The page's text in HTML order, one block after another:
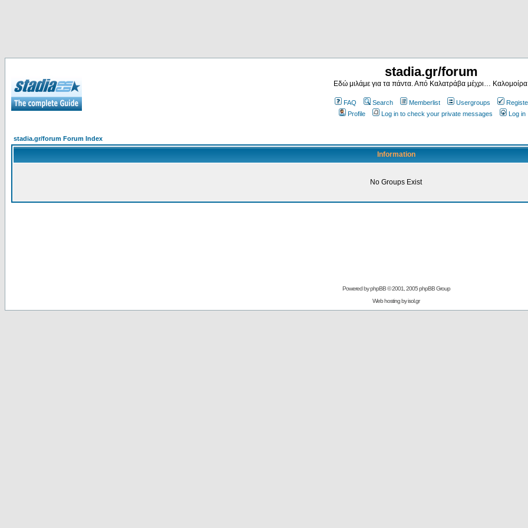
stadia.gr/forum
Εδώ μιλάμε για τα πάντα. Από Καλατράβα μέχρι…
FAQ Search Memberlist Usergroups
Profile
Log in to check your private messages Log in
stadia.gr/forum Forum Index
Information
No Groups Exist
Powered byphpBB© 2001, 2005 phpBB Group
Web hosting byisol.gr